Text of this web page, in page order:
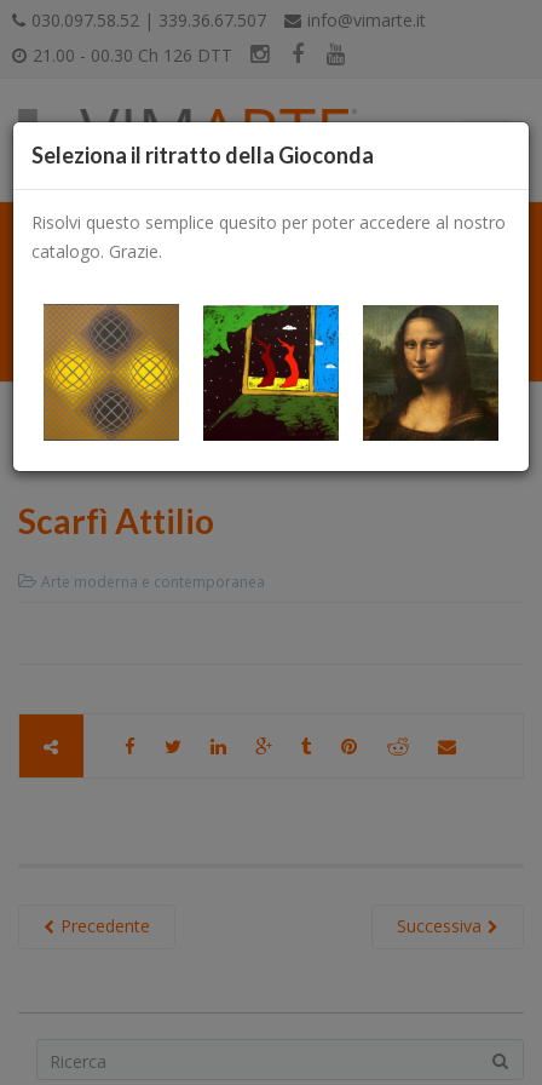
030.097.58.52 | 339.36.67.507
info@vimarte.it
21.00 - 00.30 Ch 126 DTT
Scarfì Attilio
Arte moderna e contemporanea
Successiva
Precedente
Seleziona il ritratto della Gioconda
Risolvi questo semplice quesito per poter accedere al nostro
catalogo. Grazie.